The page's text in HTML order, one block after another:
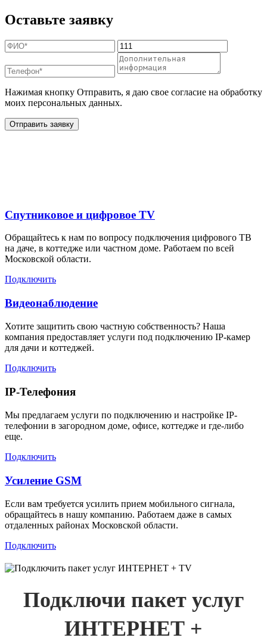
Оставьте заявку
Нажимая кнопку Отправить, я даю свое согласие на обработку
моих персональных данных.
Отправить заявку
Спутниковое и цифровое TV
Обращайтесь к нам по вопросу подключения цифрового ТВ
на даче, в коттедже или частном доме. Работаем по всей
Московской области.
Подключить
Видеонаблюдение
Хотите защитить свою частную собственность? Наша
компания предоставляет услуги под подключению IP-камер
для дачи и коттеджей.
Подключить
IP-Телефония
Мы предлагаем услуги по подключению и настройке IP-
телефонии в загородном доме, офисе, коттедже и где-либо
еще.
Подключить
Усиление GSM
Если вам требуется усилить прием мобильного сигнала,
обращайтесь в нашу компанию. Работаем даже в самых
отдаленных районах Московской области.
Подключить
Подключи пакет услуг
ИНТЕРНЕТ +